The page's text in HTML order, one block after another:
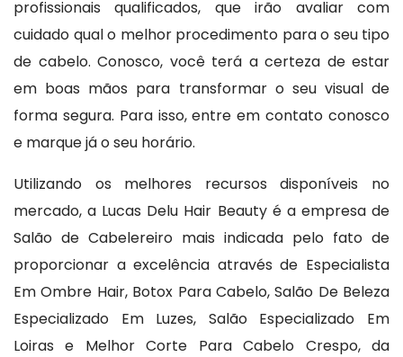
profissionais qualificados, que irão avaliar com
cuidado qual o melhor procedimento para o seu tipo
de cabelo. Conosco, você terá a certeza de estar
em boas mãos para transformar o seu visual de
forma segura. Para isso, entre em contato conosco
e marque já o seu horário.
Utilizando os melhores recursos disponíveis no
mercado, a Lucas Delu Hair Beauty é a empresa de
Salão de Cabelereiro mais indicada pelo fato de
proporcionar a excelência através de Especialista
Em Ombre Hair, Botox Para Cabelo, Salão De Beleza
Especializado Em Luzes, Salão Especializado Em
Loiras e Melhor Corte Para Cabelo Crespo, da